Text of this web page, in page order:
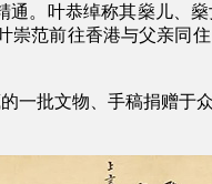
。叶恭绰称其燊儿、
范前往香港与父亲同
一批文物、手稿捐赠于